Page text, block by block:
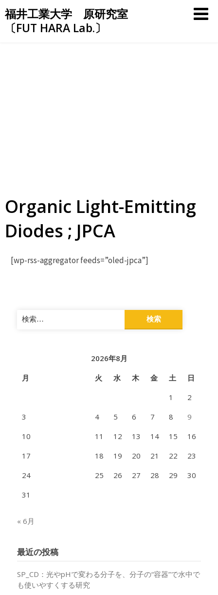
Skip
to
content
福井工業大学 原研究室
〔FUT HARA Lab.〕
Organic Light-Emitting
Diodes ; JPCA
[wp-rss-aggregator feeds=”oled-jpca”]
検
索:
2026年8月
月
火 水 木 金 土
日
1
2
3
4 5 6 7 8
9
10
11 12 13 14 15
16
17
18 19 20 21 22
23
24
25 26 27 28 29
30
31
« 6月
最近の投稿
SP_CD：光やpHで変わる分子を、分子の“容器”で水中で
も使いやすくする研究